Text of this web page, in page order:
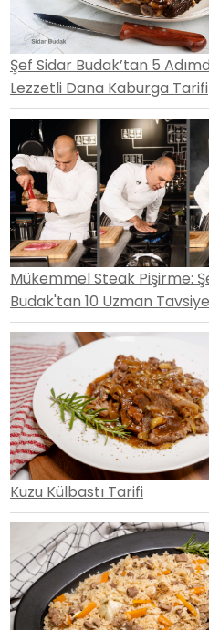
Şef Sidar Budak’tan 5
Lezzetli Dana Kaburga Tarifi
Mükemmel Steak Pişirme:
Budak'tan 10 Uzman
Kuzu Külbastı Tarifi